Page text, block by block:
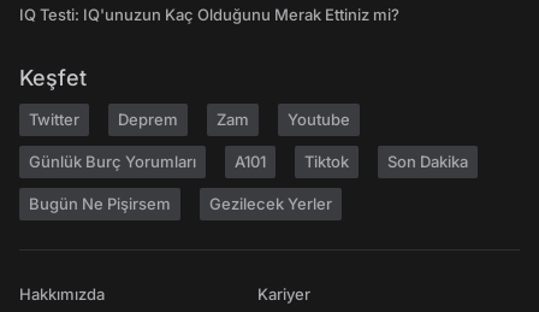
IQ Testi: IQ'unuzun Kaç Olduğunu Merak Ettiniz mi?
Keşfet
Twitter Deprem Zam Youtube
Günlük Burç Yorumları A101 Tiktok Son Dakika
Bugün Ne Pişirsem Gezilecek Yerler
Hakkımızda
Kariyer